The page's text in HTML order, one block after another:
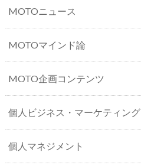
MOTOニュース
MOTOマインド論
MOTO企画コンテンツ
個人ビジネス・マーケティング
個人マネジメント